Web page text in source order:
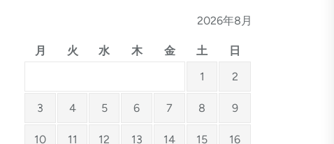
2026年8月
月 火 水 木 金 土
日
1
2
3 4 5 6 7 8 9
10 11 12 13 14 15 16